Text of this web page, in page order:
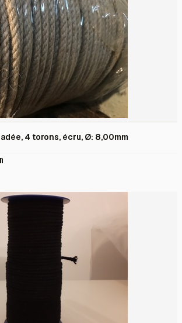
4 torons, écru, Ø: 8,00mm